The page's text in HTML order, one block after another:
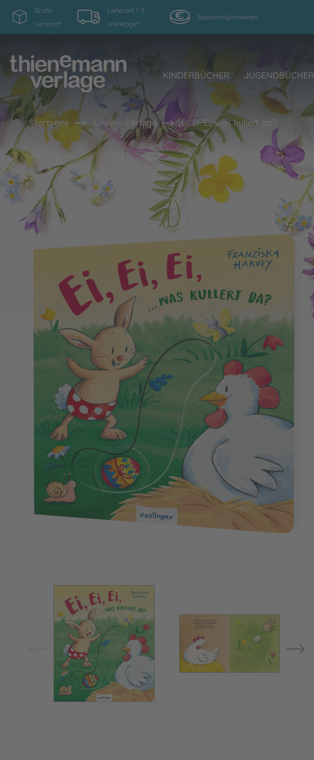
Gratis
Versand*
Lieferzeit 1-3
Werktage**
Bezahlmöglichkeiten
KINDERBÜCHER JUGENDBÜCHER
Startseite Unsere Verlage Ei, Ei, Ei, was kullert da?
Bild vergrößern